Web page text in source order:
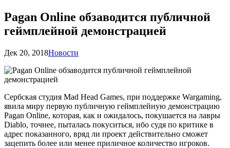
Pagan Online обзаводится публичной
геймплейной демонстрацией
Дек 20, 2018Новости
Сербская студия Mad Head Games, при поддержке Wargaming,
явила миру первую публичную геймплейную демонстрацию
Pagan Online, которая, как и ожидалось, покушается на лавры
Diablo, точнее, пыталась покуситься, ибо судя по критике в
адрес показанного, вряд ли проект действительно сможет
зацепить более или менее приличное количество игроков.